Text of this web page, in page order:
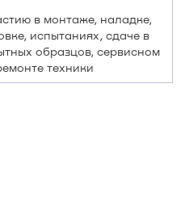
в монтаже, наладке,
испытаниях, сдаче в
образцов, сервисном
техники